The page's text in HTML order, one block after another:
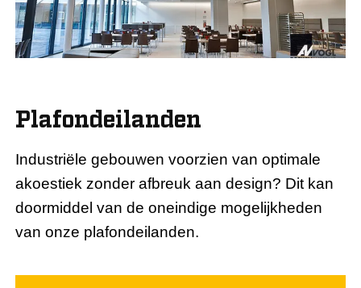
Plafondeilanden
Industriële gebouwen voorzien van optimale
akoestiek zonder afbreuk aan design? Dit kan
doormiddel van de oneindige mogelijkheden
van onze plafondeilanden.